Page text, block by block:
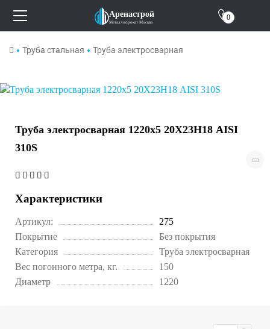
О компании
Аренастрой
Металлопрокат Москва
0
Труба стальная Труба электросварная
Труба электросварная 1220х5 20Х23Н18 AISI
310S
Характеристики
Артикул:
275
Покрытие
Без покрытия
Категория
Труба электросварная
Вес погонного метра, кг.
150
Диаметр
1220